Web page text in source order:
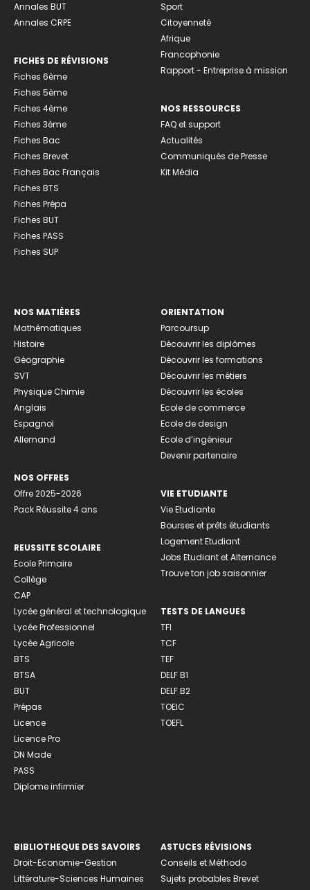
Annales BUT
Annales CRPE
FICHES DE RÉVISIONS
Fiches 6ème
Fiches 5ème
Fiches 4ème
Fiches 3ème
Fiches Bac
Fiches Brevet
Fiches Bac Français
Fiches BTS
Fiches Prépa
Fiches BUT
Fiches PASS
Fiches SUP
Sport
Citoyenneté
Afrique
Francophonie
Rapport - Entreprise à mission
NOS RESSOURCES
FAQ et support
Actualités
Communiqués de Presse
Kit Média
NOS MATIÈRES
Mathématiques
Histoire
Géographie
SVT
Physique Chimie
Anglais
Espagnol
Allemand
NOS OFFRES
Offre 2025-2026
Pack Réussite 4 ans
REUSSITE SCOLAIRE
Ecole Primaire
Collège
CAP
Lycée général et technologique
Lycée Professionnel
Lycée Agricole
BTS
BTSA
BUT
Prépas
Licence
Licence Pro
DN Made
PASS
Diplome infirmier
ORIENTATION
Parcoursup
Découvrir les diplômes
Découvrir les formations
Découvrir les métiers
Découvrir les écoles
Ecole de commerce
Ecole de design
Ecole d’ingénieur
Devenir partenaire
VIE ETUDIANTE
Vie Etudiante
Bourses et prêts étudiants
Logement Etudiant
Jobs Etudiant et Alternance
Trouve ton job saisonnier
TESTS DE LANGUES
TFI
TCF
TEF
DELF B1
DELF B2
TOEIC
TOEFL
BIBLIOTHEQUE DES SAVOIRS
Droit-Economie-Gestion
Littérature-Sciences Humaines
ASTUCES RÉVISIONS
Conseils et Méthodo
Sujets probables Brevet